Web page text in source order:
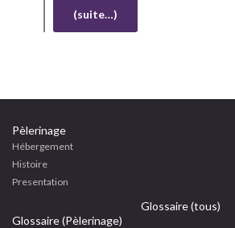
(suite…)
Pèlerinage
Hébergement
Histoire
Presentation
Glossaire (tous)
Glossaire (Pèlerinage)